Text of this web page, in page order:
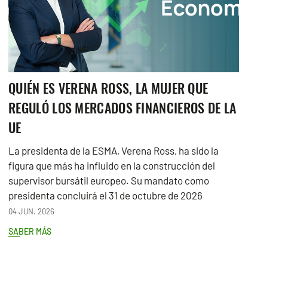
QUIÉN ES VERENA ROSS, LA MUJER QUE
REGULÓ LOS MERCADOS FINANCIEROS DE LA
UE
La presidenta de la ESMA, Verena Ross, ha sido la
figura que más ha influido en la construcción del
supervisor bursátil europeo. Su mandato como
presidenta concluirá el 31 de octubre de 2026
04 JUN. 2026
SABER MÁS